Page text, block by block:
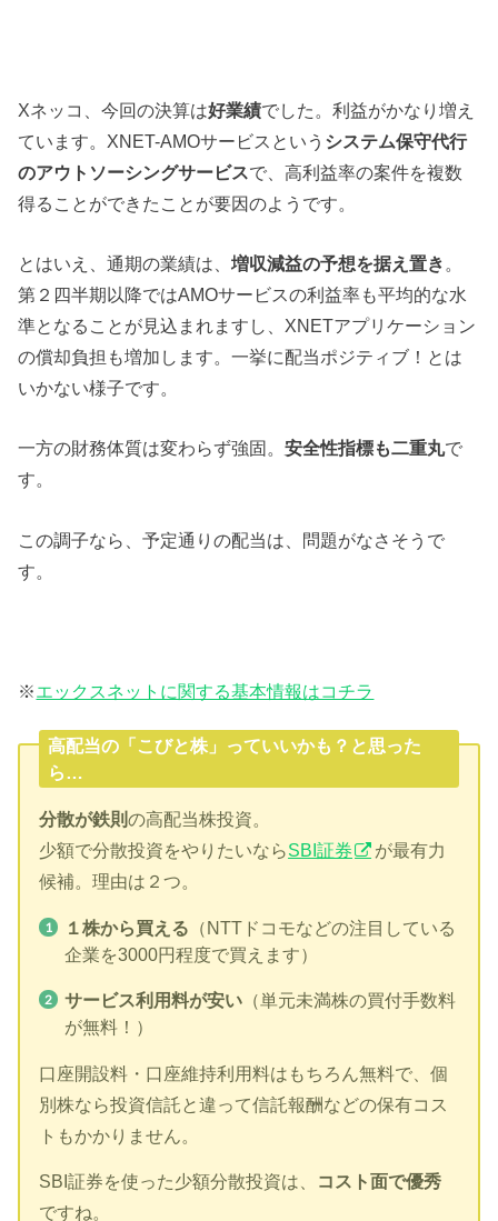
Xネッコ、今回の決算は好業績でした。利益がかなり増え
ています。XNET-AMOサービスという システム保守代行
のアウトソーシングサービスで、高利益率の案件を複数
得ることができたことが要因のようです。
とはいえ、通期の業績は、増収減益の予想を据え置き 。
第２四半期以降ではAMOサービスの利益率も平均的な水
準となることが見込まれますし、XNETアプリケーション
の償却負担も増加します。一挙に配当ポジティブ！とは
いかない様子です。
一方の財務体質は変わらず強固。安全性指標も二重丸で
す。
この調子なら、予定通りの配当は、問題がなさそうで
す。
※エックスネットに関する基本情報はコチラ
高配当の「こびと株」っていいかも？と思った
ら…
分散が鉄則の高配当株投資。
少額で分散投資をやりたいならSBI証券
が最有力
候補。理由は２つ。
１株から買える （NTTドコモなどの注目している
企業を3000円程度で買えます）
サービス利用料が安い （単元未満株の買付手数料
が無料！）
口座開設料・口座維持利用料はもちろん無料で、個
別株なら投資信託と違って信託報酬などの保有コス
トもかかりません。
SBI証券を使った少額分散投資は、
コスト面で優秀
ですね。